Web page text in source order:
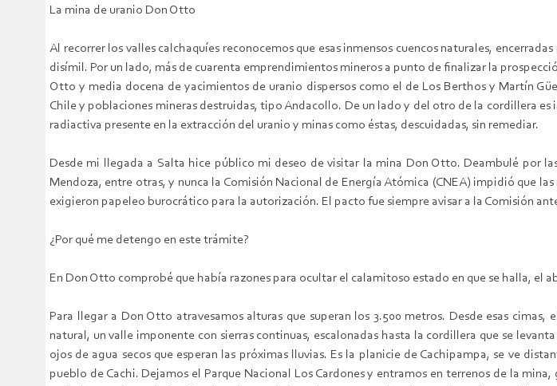
La mina de uranio Don Otto
Al recorrer los valles calchaquíes reconocemos que esas inmensos cuencos naturales,
disímil. Por un lado, más de cuarenta emprendimientos mineros a punto de finalizar la
Otto y media docena de yacimientos de uranio dispersos como el de Los Berthos y Martín
Chile y poblaciones mineras destruidas, tipo Andacollo. De un lado y del otro de la cordillera
radiactiva presente en la extracción del uranio y minas como éstas, descuidadas, sin remediar.
Desde mi llegada a Salta hice público mi deseo de visitar la mina Don Otto. Deambulé por
Mendoza, entre otras, y nunca la Comisión Nacional de Energía Atómica (CNEA) impidió que
exigieron papeleo burocrático para la autorización. El pacto fue siempre avisar a la Comisión
¿Por qué me detengo en este trámite?
En Don Otto comprobé que había razones para ocultar el calamitoso estado en que se halla, el
Para llegar a Don Otto atravesamos alturas que superan los 3.500 metros. Desde esas
natural, un valle imponente con sierras continuas, escalonadas hasta la cordillera que se
ojos de agua secos que esperan las próximas lluvias. Es la planicie de Cachipampa, se ve
pueblo de Cachi. Dejamos el Parque Nacional Los Cardones y entramos en terrenos de la